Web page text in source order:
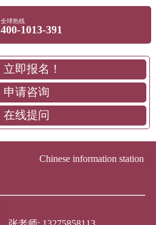
全球热线
400-1013-391
立即报名！
申请咨询
在线提问
Chinese information station